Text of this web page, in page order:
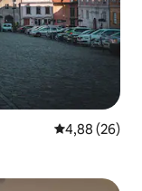
4,88 de uma
4,88 (26)